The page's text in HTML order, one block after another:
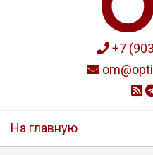
+7
На главную